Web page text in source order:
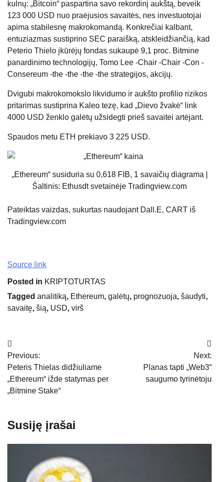
kulnų: „Bitcoin“ paspartina savo rekordinį aukštą, beveik
123 000 USD nuo praėjusios savaitės, nes investuotojai
apima stabilesnę makrokomandą. Konkrečiai kalbant,
entuziazmas sustiprino SEC paraišką, atskleidžiančią, kad
Peterio Thielo įkūrėjų fondas sukaupė 9,1 proc. Bitmine
panardinimo technologijų, Tomo Lee -Chair -Chair -Con -
Consereum -the -the -the -the strategijos, akcijų.
Dvigubi makrokomokslo likvidumo ir aukšto profilio rizikos
pritarimas sustiprina Kaleo tezę, kad „Dievo žvakė“ link
4000 USD ženklo galėtų užsidegti prieš savaitei artėjant.
Spaudos metu ETH prekiavo 3 225 USD.
„Ethereum“ susiduria su 0,618 FIB, 1 savaičių diagrama |
Šaltinis: Ethusdt svetainėje Tradingview.com
Pateiktas vaizdas, sukurtas naudojant Dall.E, CART iš
Tradingview.com
Source link
Posted in KRIPTOTURTAS
Tagged analitiką, Ethereum, galėtų, prognozuoja, šaudyti,
savaitę, šią, USD, virš
Navigacija
tarp
įrašų
Previous:
Peteris Thielas didžiuliame
„Ethereum“ ižde statymas per
„Bitmine Stake“
Next:
Planas tapti „Web3“
saugumo tyrinėtoju
Susiję įrašai